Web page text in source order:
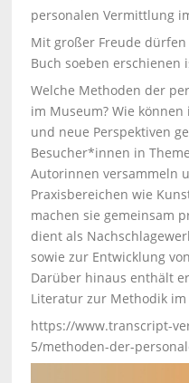
personalen Vermittlung
Mit großer Freude
Buch soeben erschienen
Welche Methoden der
im Museum? Wie
und neue Perspektiven
Besucher*innen in
Autorinnen versammeln
Praxisbereichen wie
machen sie gemeinsam
dient als
sowie zur Entwicklung
Darüber hinaus enthält
Literatur zur Methodik
https://www.transcript-
5/methoden-der-